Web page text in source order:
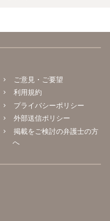
ご意見・ご要望
利用規約
プライバシーポリシー
外部送信ポリシー
掲載をご検討の弁護士の方
へ